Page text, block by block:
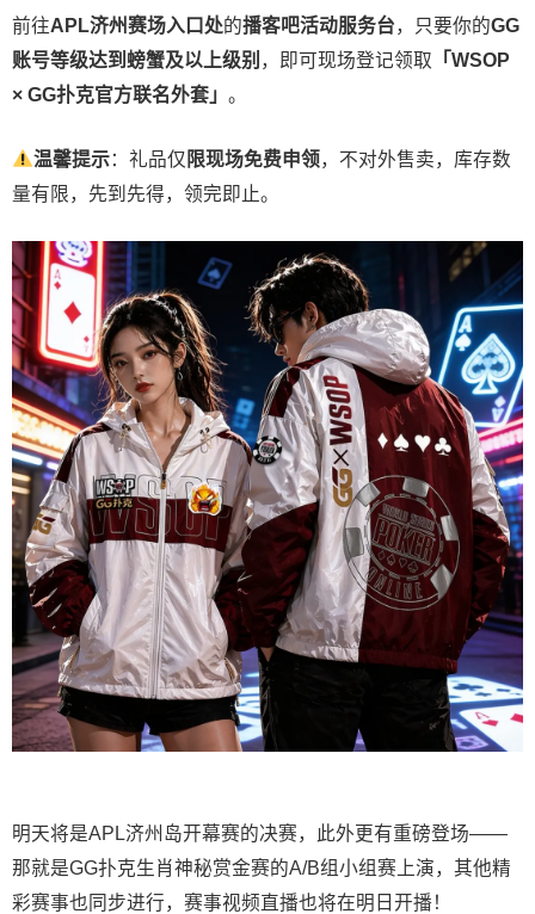
前往APL济州赛场入口处的播客吧活动服务台，只要你的GG
账号等级达到螃蟹及以上级别 ，即可现场登记领取 「WSOP
× GG扑克官方联名外套」 。
温馨提示：礼品仅 限现场免费申领，不对外售卖，库存数
量有限，先到先得，领完即止。
明天将是APL济州岛开幕赛的决赛，此外更有重磅登场——
那就是GG扑克生肖神秘赏金赛的A/B组小组赛上演，其他精
彩赛事也同步进行，赛事视频直播也将在明日开播！